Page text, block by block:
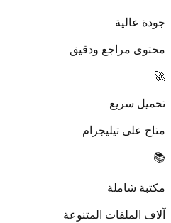
جودة عالية
محتوى مراجع ودقيق
🚀
تحميل سريع
متاح على تيليجرام
📚
مكتبة شاملة
آلاف الملفات المتنوعة